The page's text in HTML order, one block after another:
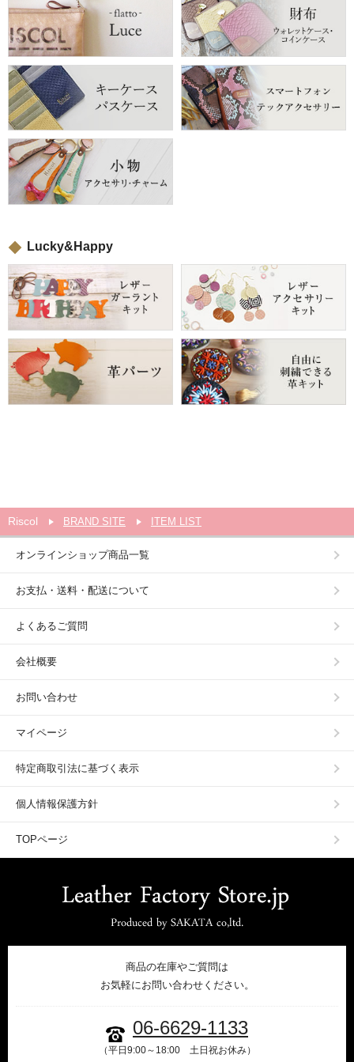
Lucky&Happy
Riscol BRAND SITE ITEM LIST
オンラインショップ商品一覧
お支払・送料・配送について
よくあるご質問
会社概要
お問い合わせ
マイページ
特定商取引法に基づく表示
個人情報保護方針
TOPページ
商品の在庫やご質問は
お気軽にお問い合わせください。
06-6629-1133
（平日9:00～18:00 土日祝お休み）